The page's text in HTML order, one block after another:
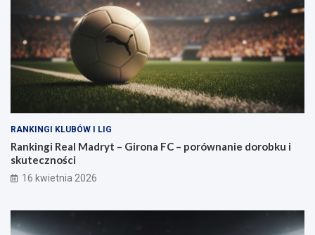
RANKINGI KLUBÓW I LIG
Rankingi Real Madryt – Girona FC – porównanie dorobku i
skuteczności
16 kwietnia 2026